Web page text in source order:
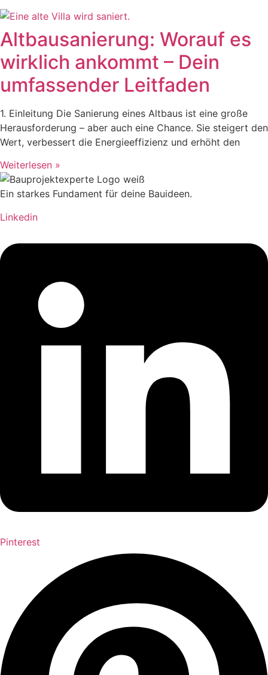
Altbausanierung: Worauf es
wirklich ankommt – Dein
umfassender Leitfaden
1. Einleitung Die Sanierung eines Altbaus ist eine große
Herausforderung – aber auch eine Chance. Sie steigert den
Wert, verbessert die Energieeffizienz und erhöht den
Weiterlesen »
Ein starkes Fundament für deine Bauideen.
Linkedin
Pinterest